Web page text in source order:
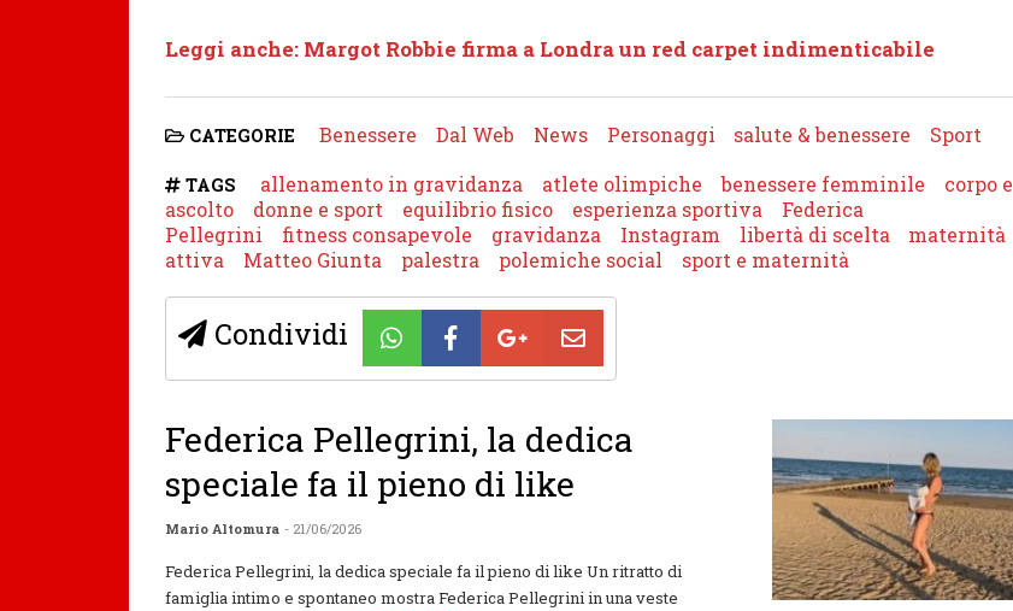
Leggi anche: Margot Robbie firma a Londra un red carpet indimenticabile
CATEGORIE Benessere Dal Web News Personaggi salute & benessere Sport
TAGS allenamento in gravidanza atlete olimpiche benessere femminile
corpo e
ascolto
donne e sport equilibrio fisico esperienza sportiva
Federica
Pellegrini
fitness consapevole gravidanza Instagram libertà di scelta
maternità
attiva
Matteo Giunta palestra polemiche social sport e maternità
Condividi
Federica Pellegrini, la dedica
speciale fa il pieno di like
Mario Altomura - 21/06/2026
Federica Pellegrini, la dedica speciale fa il pieno di like Un ritratto di
famiglia intimo e spontaneo mostra Federica Pellegrini in una veste